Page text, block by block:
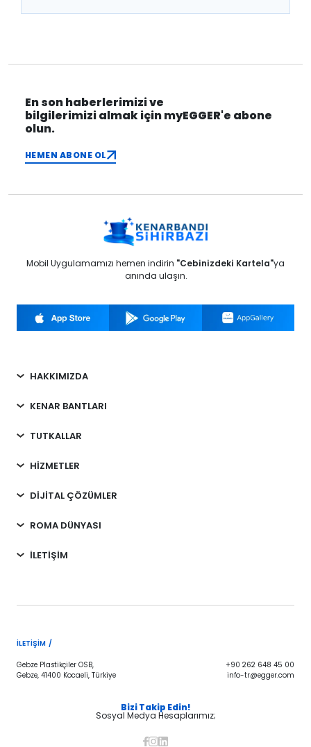
En son haberlerimizi ve
bilgilerimizi almak için myEGGER'e abone
olun.
HEMEN ABONE OL
Mobil Uygulamamızı hemen indirin "Cebinizdeki Kartela"ya
anında ulaşın.
HAKKIMIZDA
KENAR BANTLARI
TUTKALLAR
HİZMETLER
DİJİTAL ÇÖZÜMLER
ROMA DÜNYASI
İLETİŞİM
İLETIŞIM /
Gebze Plastikçiler OSB,
Gebze, 41400 Kocaeli, Türkiye
+90 262 648 45 00
info-tr@egger.com
Bizi Takip Edin!
Sosyal Medya Hesaplarımız;